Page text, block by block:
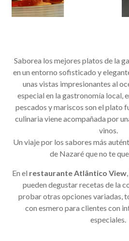
Saborea los mejores platos de la
en un entorno sofisticado y
unas vistas impresionantes al
especial en la gastronomía local,
pescados y mariscos son el plato
culinaria viene acompañada por
vinos.
Un viaje por los sabores más
de Nazaré que no te
En el restaurante Atlântico View
pueden degustar recetas de la
probar otras opciones variadas,
con esmero para clientes con
especiales.